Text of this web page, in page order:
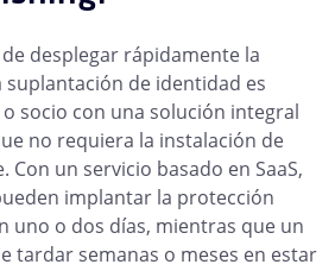
desplegar rápidamente la
de identidad es
socio con una solución integral
no requiera la instalación de
Con un servicio basado en SaaS,
implantar la protección
uno o dos días, mientras que un
tardar semanas o meses en estar